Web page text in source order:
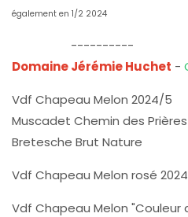
également en 1/2 2024
----------
Domaine Jérémie Huchet -
Vdf Chapeau Melon 2024/5
Muscadet Chemin des Prières
Bretesche Brut Nature
Vdf Chapeau Melon rosé 2024
Vdf Chapeau Melon "Couleur